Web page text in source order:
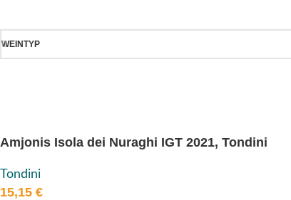
WEINTYP
Amjonis Isola dei Nuraghi IGT 2021, Tondini
Tondini
15,15 €